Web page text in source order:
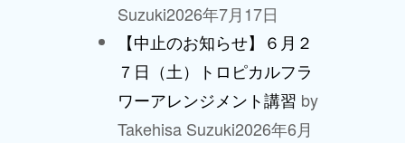
Suzuki2026年7月17日
【中止のお知らせ】６月２
７日（土）トロピカルフラ
ワーアレンジメント講習 by
Takehisa Suzuki2026年6月